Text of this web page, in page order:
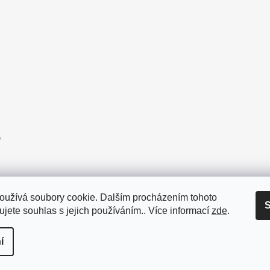
soubory cookie. Dalším procházením tohoto
souhlas s jejich používáním.. Více informací zde.